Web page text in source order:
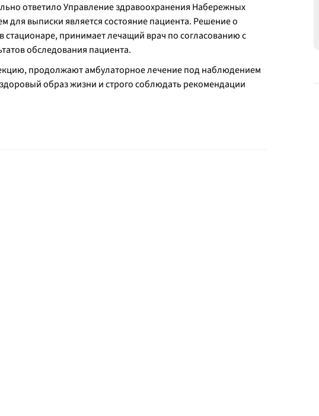
ответило Управление здравоохранения Набережных
выписки является состояние пациента. Решение о
принимает лечащий врач по согласованию с
обследования пациента.
продолжают амбулаторное лечение под наблюдением
образ жизни и строго соблюдать рекомендации